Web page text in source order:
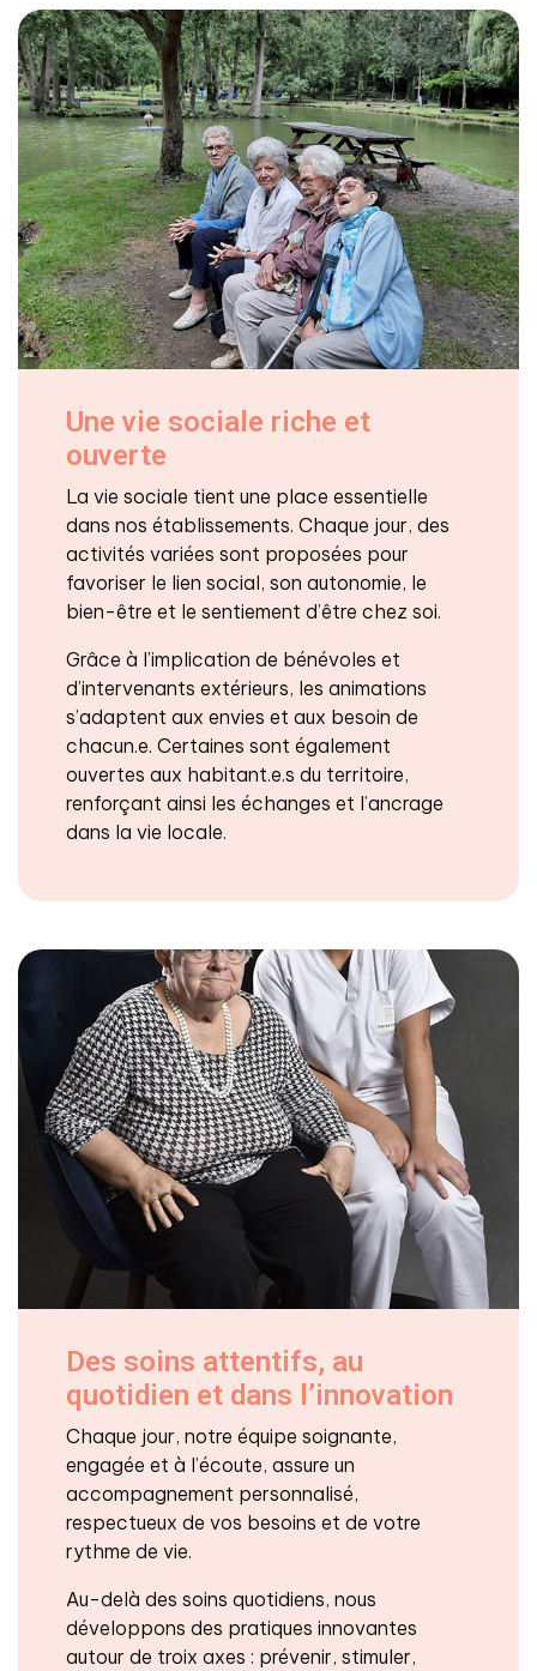
Une vie sociale riche et
ouverte
La vie sociale tient une place essentielle
dans nos établissements. Chaque jour, des
activités variées sont proposées pour
favoriser le lien social, son autonomie, le
bien-être et le sentiement d’être chez soi.
Grâce à l’implication de bénévoles et
d’intervenants extérieurs, les animations
s’adaptent aux envies et aux besoin de
chacun.e. Certaines sont également
ouvertes aux habitant.e.s du territoire,
renforçant ainsi les échanges et l’ancrage
dans la vie locale.
Des soins attentifs, au
quotidien et dans l’innovation
Chaque jour, notre équipe soignante,
engagée et à l’écoute, assure un
accompagnement personnalisé,
respectueux de vos besoins et de votre
rythme de vie.
Au-delà des soins quotidiens, nous
développons des pratiques innovantes
autour de troix axes : prévenir, stimuler,